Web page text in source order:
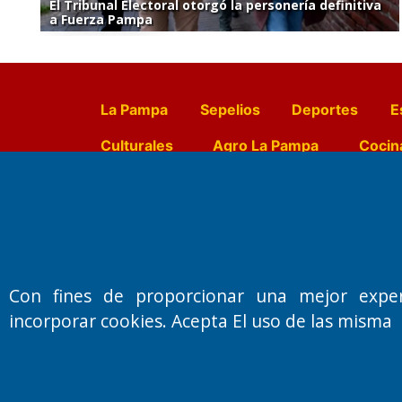
El Tribunal Electoral otorgó la personería definitiva
a Fuerza Pampa
La Pampa Sepelios Deportes
Culturales
Agro La Pampa
Doctor Antonio
Primera edición: Domingo 3 de
Miembro de ADIRA,ADEPA y CPPAL
Con fines de proporcionar una mejor
incorporar cookies. Acepta El uso de las misma